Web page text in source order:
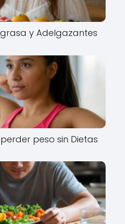
y Adelgazantes
peso sin Dietas